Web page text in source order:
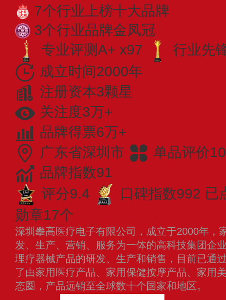
7个行业上榜十大品牌
3个行业品牌金凤冠
专业评测A+ x97
行业先
成立时间2000年
注册资本3颗星
关注度3万+
品牌得票6万+
广东省深圳市
单品评价
品牌指数91
评分9.4
口碑指数992 已
勋章17个
深圳攀高医疗电子有限公司，成立于2000年，
发、生产、营销、服务为一体的高科技集团企
理疗器械产品的研发、生产和销售，目前已通
了由家用医疗产品、家用保健按摩产品、家用
态圈，产品远销至全球数十个国家和地区。